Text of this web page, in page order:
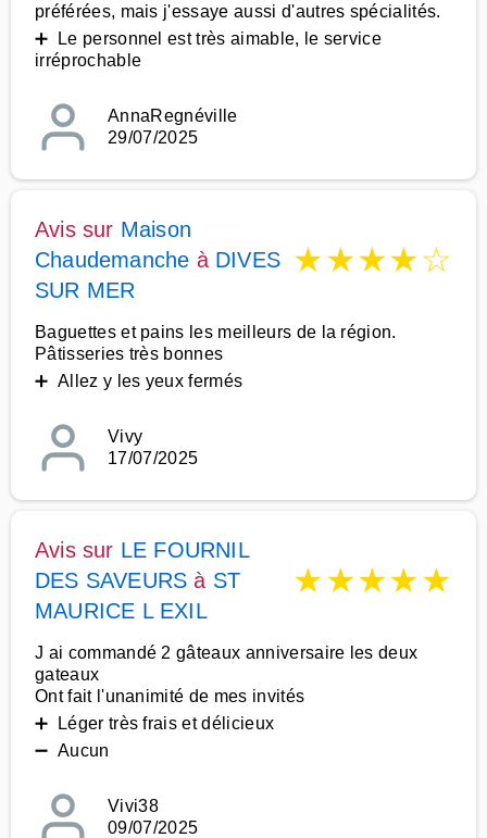
préférées, mais j'essaye aussi d'autres spécialités.
➕ Le personnel est très aimable, le service
irréprochable
AnnaRegnéville
29/07/2025
Avis sur Maison
Chaudemanche à DIVES
SUR MER
★★★★☆
Baguettes et pains les meilleurs de la région.
Pâtisseries très bonnes
➕ Allez y les yeux fermés
Vivy
17/07/2025
Avis sur LE FOURNIL
DES SAVEURS à ST
MAURICE L EXIL
★★★★★
J ai commandé 2 gâteaux anniversaire les deux
gateaux
Ont fait l'unanimité de mes invités
➕ Léger très frais et délicieux
➖ Aucun
Vivi38
09/07/2025